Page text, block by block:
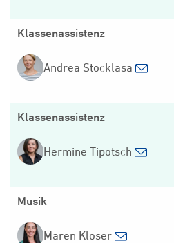
Klassenassistenz
Andrea Stocklasa
Klassenassistenz
Hermine Tipotsch
Musik
Maren Kloser